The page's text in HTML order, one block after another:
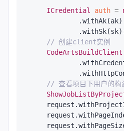
ICredential auth =
            .withAk(ak)
// 创建client实例
CodeArtsBuildClient
// 查看项目下用户的构